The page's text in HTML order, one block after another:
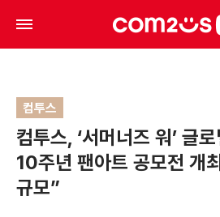
컴투스
컴투스, ‘서머너즈 워’ 글
10주년 팬아트 공모전 개
규모”